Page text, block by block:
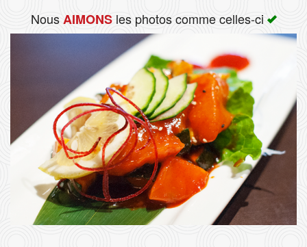
NousAIMONSles photos comme celles-ci